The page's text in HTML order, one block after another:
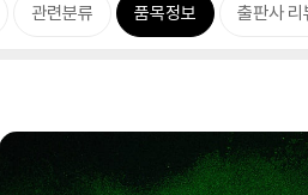
관련분류 품목정보 출판사 리